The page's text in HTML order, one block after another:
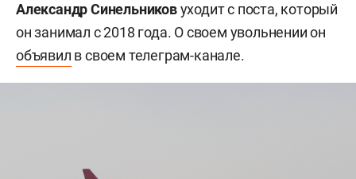
Александр Синельниковуходит с поста, который
он занимал с 2018 года. О своем увольнении он
объявил в своем телеграм-канале.